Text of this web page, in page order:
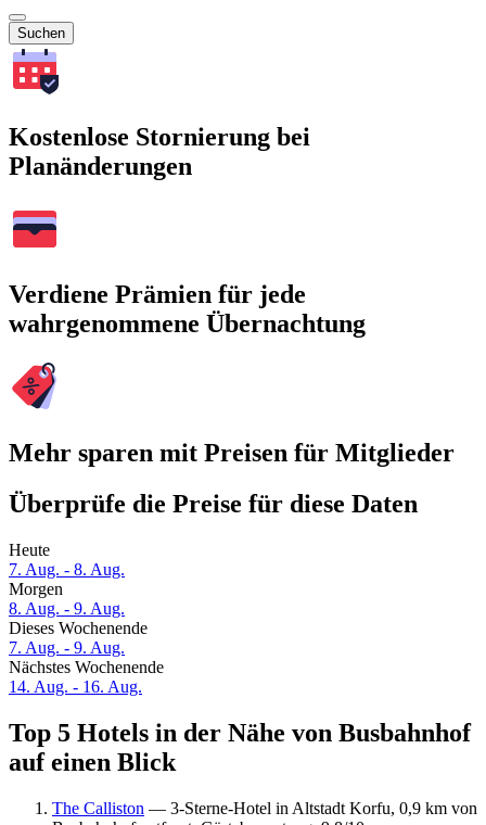
Suchen
Kostenlose Stornierung bei
Planänderungen
Verdiene Prämien für jede
wahrgenommene Übernachtung
Mehr sparen mit Preisen für Mitglieder
Überprüfe die Preise für diese Daten
Heute
7. Aug. - 8. Aug.
Morgen
8. Aug. - 9. Aug.
Dieses Wochenende
7. Aug. - 9. Aug.
Nächstes Wochenende
14. Aug. - 16. Aug.
Top 5 Hotels in der Nähe von Busbahnhof
auf einen Blick
The Calliston — 3-Sterne-Hotel in Altstadt Korfu, 0,9 km von